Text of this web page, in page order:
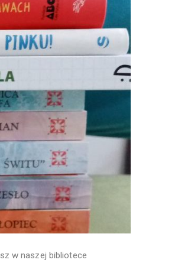
w naszej bibliotece